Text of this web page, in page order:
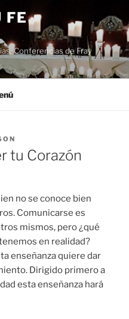
FE
Conferencias de Fray
tu Corazón
no se conoce bien
Comunicarse es
mismos, pero ¿qué
en realidad?
enseñanza quiere dar
Dirigido primero a
esta enseñanza hará